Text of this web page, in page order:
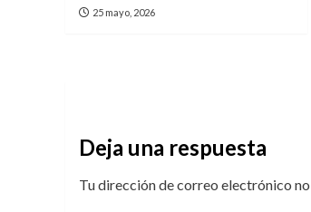
25 mayo, 2026
Deja una respuesta
Tu dirección de correo electrónico